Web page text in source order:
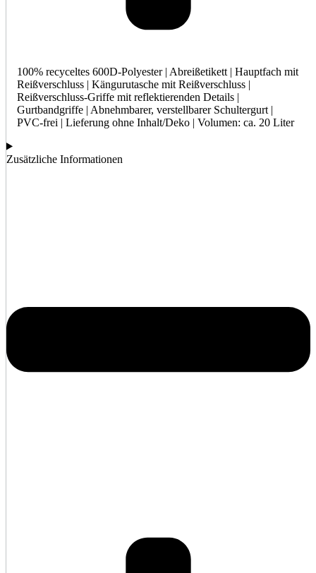
100% recyceltes 600D-Polyester | Abreißetikett | Hauptfach mit
Reißverschluss | Kängurutasche mit Reißverschluss |
Reißverschluss-Griffe mit reflektierenden Details |
Gurtbandgriffe | Abnehmbarer, verstellbarer Schultergurt |
PVC-frei | Lieferung ohne Inhalt/Deko | Volumen: ca. 20 Liter
Zusätzliche Informationen